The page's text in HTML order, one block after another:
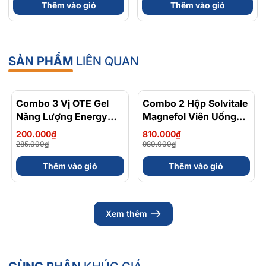
Thêm vào giỏ
Trợ Tim Mạch, Hệ Tiêu
Hoá - Hộp 120 Viên
Thêm vào giỏ
SẢN PHẨM LIÊN QUAN
- 30%
Combo 3 Vị OTE Gel
Năng Lượng Energy
Gel Kết Hợp
Carbohydrate Điện Giải
56gram 82kcal
200.000₫
285.000₫
Thêm vào giỏ
- 17%
Combo 2 Hộp Solvitale
Magnefol Viên Uống
Magnesium
Bisglycinate + Vitamin
nhóm B (Hộp 30 Viên)
810.000₫
980.000₫
Thêm vào giỏ
Xem thêm